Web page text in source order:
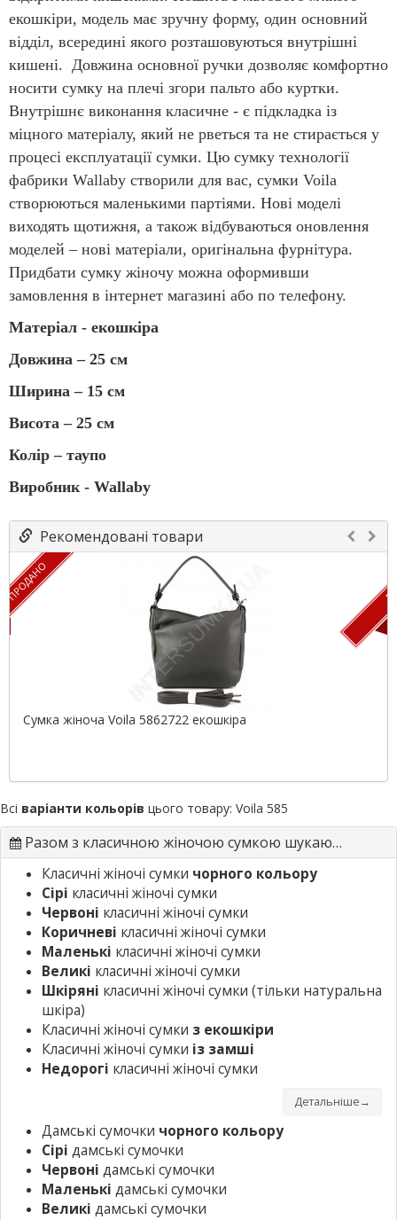
екошкіри, модель має зручну форму, один основний
відділ, всередині якого розташовуються внутрішні
кишені. Довжина основної ручки дозволяє комфортно
носити сумку на плечі згори пальто або куртки.
Внутрішнє виконання класичне - є підкладка із
міцного матеріалу, який не рветься та не стирається у
процесі експлуатації сумки. Цю сумку технології
фабрики Wallaby створили для вас, сумки Voila
створюються маленькими партіями. Нові моделі
виходять щотижня, а також відбуваються оновлення
моделей – нові матеріали, оригінальна фурнітура.
Придбати сумку жіночу можна оформивши
замовлення в інтернет магазині або по телефону.
Матеріал - екошкіра
Довжина – 25 см
Ширина – 15 см
Висота – 25 см
Колір – таупо
Виробник - Wallaby
Рекомендовані товари
ПРОДАНО
Сумка жіноча Voila 5862722 екошкіра
Всі варіанти кольорів цього товару: Voila 585
Разом з класичною жіночою сумкою шукають
Класичні жіночі сумки чорного кольору
Сірі класичні жіночі сумки
Червоні класичні жіночі сумки
Коричневі класичні жіночі сумки
Маленькі класичні жіночі сумки
Великі класичні жіночі сумки
Шкіряні класичні жіночі сумки (тільки натуральна
шкіра)
Класичні жіночі сумки з екошкіри
Класичні жіночі сумки із замші
Недорогі класичні жіночі сумки
Детальніше→
Дамські сумочки чорного кольору
Сірі дамські сумочки
Червоні дамські сумочки
Маленькі дамські сумочки
Великі дамські сумочки